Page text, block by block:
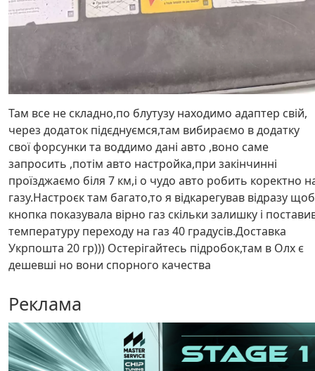
Там все не складно,по блутузу находимо адаптер свій,
через додаток підєднуємся,там вибираємо в додатку
свої форсунки та воддимо дані авто ,воно саме
запросить ,потім авто настройка,при закінчинні
проїзджаємо біля 7 км,і о чудо авто робить коректно
газу.Настроєк там багато,то я відкарегував відразу щоб
кнопка показувала вірно газ скільки залишку і
температуру переходу на газ 40 градусів.Доставка
Укрпошта 20 гр))) Остерігайтесь підробок,там в Олх є
дешевші но вони спорного качества
Реклама